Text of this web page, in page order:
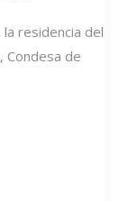
residencia del
Condesa de